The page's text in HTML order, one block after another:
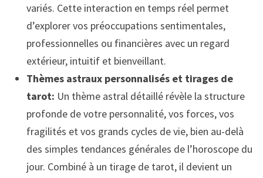
variés. Cette interaction en temps réel permet
d’explorer vos préoccupations sentimentales,
professionnelles ou financières avec un regard
extérieur, intuitif et bienveillant.
Thèmes astraux personnalisés et tirages de
tarot: Un thème astral détaillé révèle la structure
profonde de votre personnalité, vos forces, vos
fragilités et vos grands cycles de vie, bien au-delà
des simples tendances générales de l’horoscope du
jour. Combiné à un tirage de tarot, il devient un